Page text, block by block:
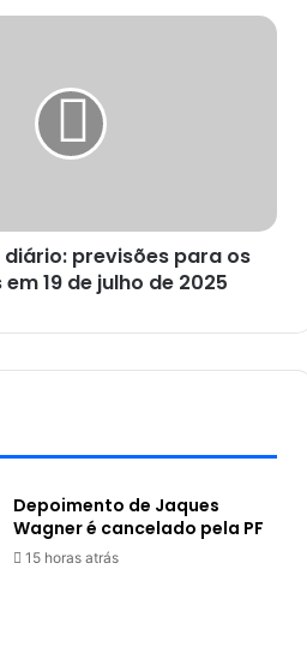
previsões para os
em 19 de julho de 2025
Depoimento de Jaques
Wagner é cancelado pela PF
15 horas atrás